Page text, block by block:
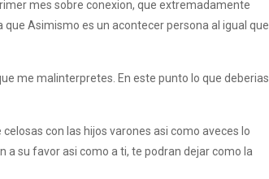
mes sobre conexion, que extremadamente
Asimismo es un acontecer persona al igual que
me malinterpretes. En este punto lo que deberias
con las hijos varones asi­ como aveces lo
su favor asi­ como a ti, te podran dejar como la